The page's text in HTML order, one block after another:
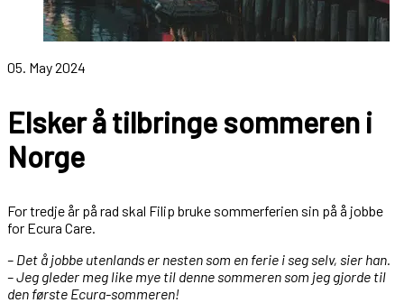
05. May 2024
Elsker å tilbringe sommeren i
Norge
For tredje år på rad skal Filip bruke sommerferien sin på å jobbe
for Ecura Care.
– Det å jobbe utenlands er nesten som en ferie i seg selv, sier han.
– Jeg gleder meg like mye til denne sommeren som jeg gjorde til
den første Ecura-sommeren!